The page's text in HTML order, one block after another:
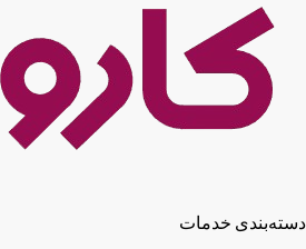
دسته‌بندی خدمات